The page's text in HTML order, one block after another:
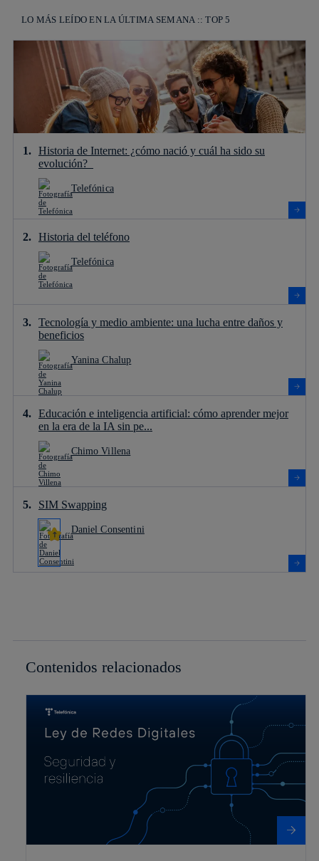
LO MÁS LEÍDO EN LA ÚLTIMA SEMANA :: TOP 5
Historia de Internet: ¿cómo nació y cuál ha sido su
evolución?
Telefónica
Historia del teléfono
Telefónica
Tecnología y medio ambiente: una lucha entre daños y
beneficios
Yanina Chalup
Educación e inteligencia artificial: cómo aprender mejor
en la era de la IA sin pe...
Chimo Villena
SIM Swapping
Daniel Consentini
Contenidos relacionados